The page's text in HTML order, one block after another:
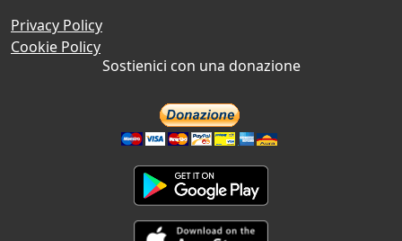
Privacy Policy
Cookie Policy
Sostienici con una donazione